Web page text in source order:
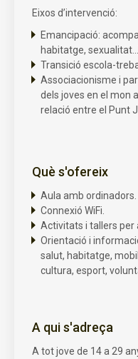
Eixos d’intervenció:
Emancipació:
habitatge,
Transició escola-
Associacionisme i
dels joves en el mon
relació entre el Punt
Què s'ofereix
Aula amb ordinadors.
Connexió WiFi.
Activitats i tallers per
Orientació i
salut, habitatge,
cultura, esport,
A qui s'adreça
A tot jove de 14 a 29